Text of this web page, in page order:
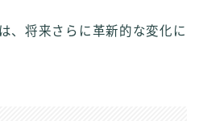
、将来さらに革新的な変化に